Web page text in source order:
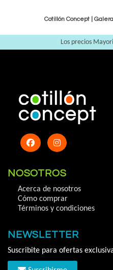
Cotillón Concept |
Los precios
NOSOTROS
Acerca de nosotros
Cómo comprar
Términos y condiciones
NEWSLETTER
Suscribite para ofertas